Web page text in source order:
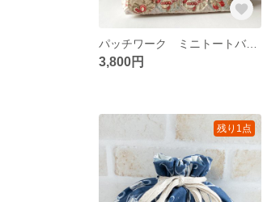
パッチワーク ミニトートバッグ
3,800円
残り1点